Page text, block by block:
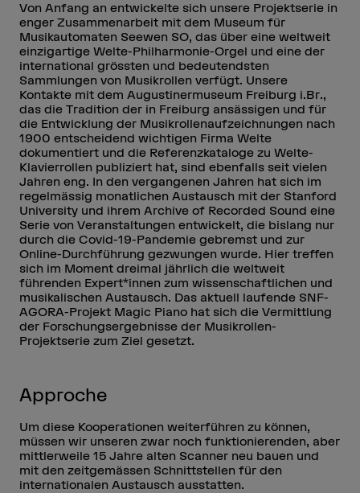
Von Anfang an entwickelte sich unsere Projektserie in
enger Zusammenarbeit mit dem Museum für
Musikautomaten Seewen SO, das über eine weltweit
einzigartige Welte-Philharmonie-Orgel und eine der
international grössten und bedeutendsten
Sammlungen von Musikrollen verfügt. Unsere
Kontakte mit dem Augustinermuseum Freiburg i.Br.,
das die Tradition der in Freiburg ansässigen und für
die Entwicklung der Musikrollenaufzeichnungen nach
1900 entscheidend wichtigen Firma Welte
dokumentiert und die Referenzkataloge zu Welte-
Klavierrollen publiziert hat, sind ebenfalls seit vielen
Jahren eng. In den vergangenen Jahren hat sich im
regelmässig monatlichen Austausch mit der Stanford
University und ihrem Archive of Recorded Sound eine
Serie von Veranstaltungen entwickelt, die bislang nur
durch die Covid-19-Pandemie gebremst und zur
Online-Durchführung gezwungen wurde. Hier treffen
sich im Moment dreimal jährlich die weltweit
führenden Expert*innen zum wissenschaftlichen und
musikalischen Austausch. Das aktuell laufende SNF-
AGORA-Projekt Magic Piano hat sich die Vermittlung
der Forschungsergebnisse der Musikrollen-
Projektserie zum Ziel gesetzt.
Approche
Um diese Kooperationen weiterführen zu können,
müssen wir unseren zwar noch funktionierenden, aber
mittlerweile 15 Jahre alten Scanner neu bauen und
mit den zeitgemässen Schnittstellen für den
internationalen Austausch ausstatten.